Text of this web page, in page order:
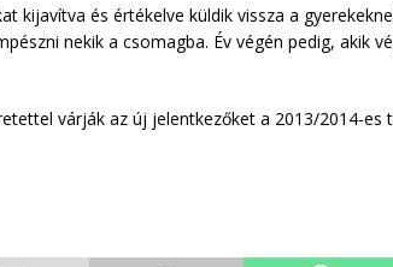
kijavítva és értékelve küldik vissza a
nekik a csomagba. Év végén pedig, akik
várják az új jelentkezőket a 2013/2014-es